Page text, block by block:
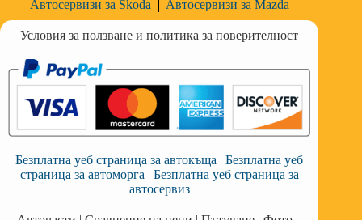
Автосервизи за Skoda
Автосервизи за Mazda
Условия за ползване и политика за поверителност
Безплатна уеб страница за автокъща |Безплатна уеб
страница за автоморга | Безплатна уеб страница за
автосервиз